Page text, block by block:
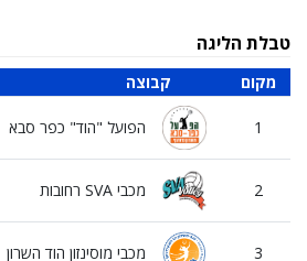
טבלת הליגה
קבוצה מקום
הפועל "הוד" כפר סבא 1
מכבי SVA רחובות 2
מכבי מוסינזון הוד השרון 3